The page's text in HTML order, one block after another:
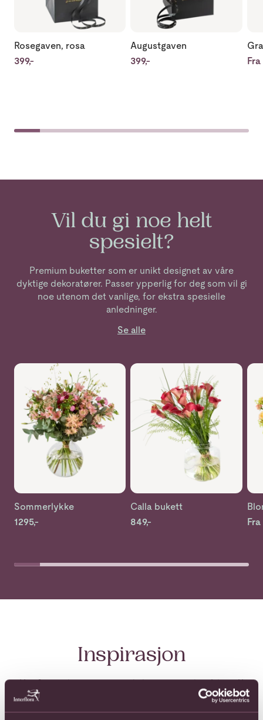
Rosegaven, rosa
399,-
Augustgaven
399,-
Vil du gi noe helt
spesielt?
Premium buketter som er unikt designet av våre
dyktige dekoratører. Passer ypperlig for deg som vil gi
noe utenom det vanlige, for ekstra spesielle
anledninger.
Se alle
Se mer om Sommerlykke
Sommerlykke
1295,-
Se mer om Calla bukett
Calla bukett
849,-
Se
Inspirasjon
Her finner du inspirasjon til alt sesongen har å by på!